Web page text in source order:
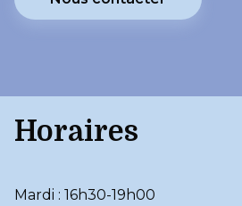
Horaires
Mardi : 16h30-19h00